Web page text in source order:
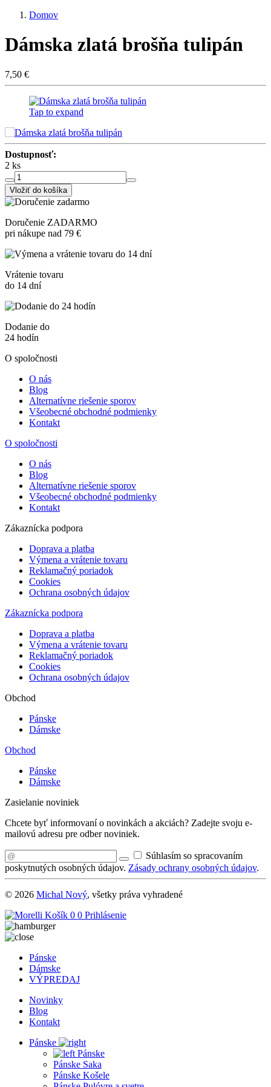
Domov
Dámska zlatá brošňa tulipán
7,50 €
Tap to expand
Dostupnosť:
2 ks
Vložiť do košíka
Doručenie ZADARMO
pri nákupe nad 79 €
Vrátenie tovaru
do 14 dní
Dodanie do
24 hodín
O spoločnosti
O nás
Blog
Alternatívne riešenie sporov
Všeobecné obchodné podmienky
Kontakt
O spoločnosti
O nás
Blog
Alternatívne riešenie sporov
Všeobecné obchodné podmienky
Kontakt
Zákaznícka podpora
Doprava a platba
Výmena a vrátenie tovaru
Reklamačný poriadok
Cookies
Ochrana osobných údajov
Zákaznícka podpora
Doprava a platba
Výmena a vrátenie tovaru
Reklamačný poriadok
Cookies
Ochrana osobných údajov
Obchod
Pánske
Dámske
Obchod
Pánske
Dámske
Zasielanie noviniek
Chcete byť informovaní o novinkách a akciách? Zadejte svoju e-
mailovú adresu pre odber noviniek.
Súhlasím so spracovaním
poskytnutých osobných údajov. Zásady ochrany osobných údajov.
© 2026 Michal Nový, všetky práva vyhradené
Košík 0 0 Prihlásenie
Pánske
Dámske
VÝPREDAJ
Novinky
Blog
Kontakt
Pánske
Pánske
Pánske Saka
Pánske Košele